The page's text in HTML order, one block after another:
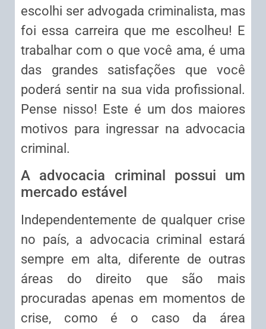
escolhi ser advogada criminalista, mas
foi essa carreira que me escolheu! E
trabalhar com o que você ama, é uma
das grandes satisfações que você
poderá sentir na sua vida profissional.
Pense nisso! Este é um dos maiores
motivos para ingressar na advocacia
criminal.
A advocacia criminal possui um
mercado estável
Independentemente de qualquer crise
no país, a advocacia criminal estará
sempre em alta, diferente de outras
áreas do direito que são mais
procuradas apenas em momentos de
crise, como é o caso da área